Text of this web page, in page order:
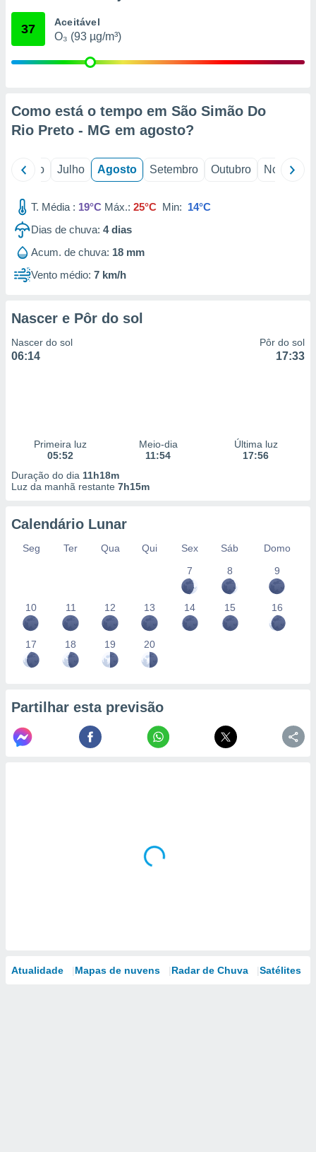
através
1199
37 Aceitável
O₃ (93 µg/m³)
Como está o tempo em São Simão Do
Rio Preto - MG em agosto?
Junho Julho Agosto Setembro Outubro Novembro
T. Média : 19°C Máx.: 25°C Min: 14°C
Dias de chuva: 4dias
Acum. de chuva: 18 mm
Vento médio: 7 km/h
Nascer e Pôr do sol
Nascer do sol
06:14
Pôr do sol
17:33
Primeira luz
05:52
Meio-dia
11:54
Última luz
17:56
Duração do dia 11h18m
Luz da manhã restante 7h15m
Calendário Lunar
Seg Ter Qua Qui Sex Sáb
Domo
7
8 9
10 11 12 13 14 15 16
17 18 19 20
Partilhar esta previsão
Atualidade Mapas de nuvens Radar de Chuva Satélites